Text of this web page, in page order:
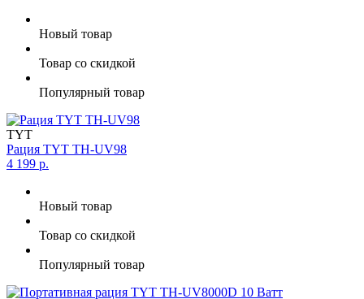
Новый товар
Товар со скидкой
Популярный товар
TYT
Рация TYT TH-UV98
4 199 р.
Новый товар
Товар со скидкой
Популярный товар